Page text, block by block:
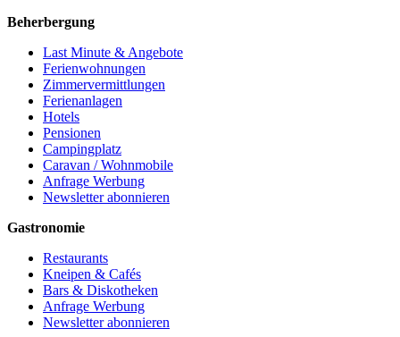
Beherbergung
Last Minute & Angebote
Ferienwohnungen
Zimmervermittlungen
Ferienanlagen
Hotels
Pensionen
Campingplatz
Caravan / Wohnmobile
Anfrage Werbung
Newsletter abonnieren
Gastronomie
Restaurants
Kneipen & Cafés
Bars & Diskotheken
Anfrage Werbung
Newsletter abonnieren